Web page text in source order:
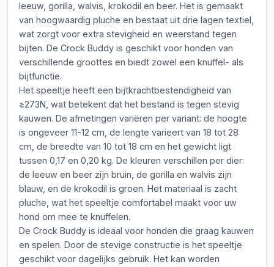
leeuw, gorilla, walvis, krokodil en beer. Het is gemaakt
van hoogwaardig pluche en bestaat uit drie lagen textiel,
wat zorgt voor extra stevigheid en weerstand tegen
bijten. De Crock Buddy is geschikt voor honden van
verschillende groottes en biedt zowel een knuffel- als
bijtfunctie.
Het speeltje heeft een bijtkrachtbestendigheid van
≥273N, wat betekent dat het bestand is tegen stevig
kauwen. De afmetingen variëren per variant: de hoogte
is ongeveer 11-12 cm, de lengte varieert van 18 tot 28
cm, de breedte van 10 tot 18 cm en het gewicht ligt
tussen 0,17 en 0,20 kg. De kleuren verschillen per dier:
de leeuw en beer zijn bruin, de gorilla en walvis zijn
blauw, en de krokodil is groen. Het materiaal is zacht
pluche, wat het speeltje comfortabel maakt voor uw
hond om mee te knuffelen.
De Crock Buddy is ideaal voor honden die graag kauwen
en spelen. Door de stevige constructie is het speeltje
geschikt voor dagelijks gebruik. Het kan worden